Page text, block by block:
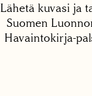
Lähetä kuvasi ja
Suomen
Havaintokirja-